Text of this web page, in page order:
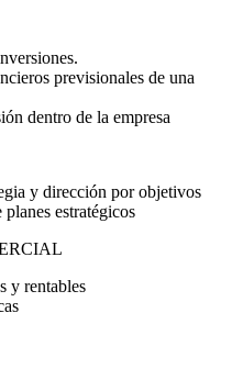
previsionales de una
dentro de la empresa
y dirección por objetivos
estratégicos
y rentables